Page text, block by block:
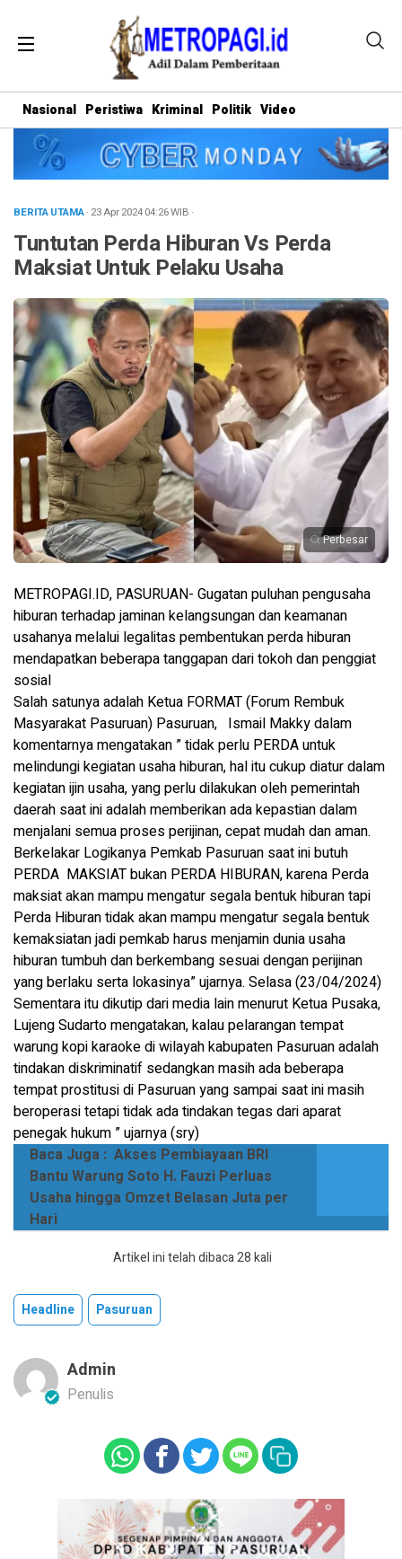
Nasional Peristiwa Kriminal Politik Video
BERITA UTAMA· 23 Apr 202404:26WIB ·
Tuntutan Perda Hiburan Vs Perda
Maksiat Untuk Pelaku Usaha
Perbesar
METROPAGI.ID, PASURUAN- Gugatan puluhan pengusaha
hiburan terhadap jaminan kelangsungan dan keamanan
usahanya melalui legalitas pembentukan perda hiburan
mendapatkan beberapa tanggapan dari tokoh dan penggiat
sosial
Salah satunya adalah Ketua FORMAT (Forum Rembuk
Masyarakat Pasuruan) Pasuruan, Ismail Makky dalam
komentarnya mengatakan ” tidak perlu PERDA untuk
melindungi kegiatan usaha hiburan, hal itu cukup diatur dalam
kegiatan ijin usaha, yang perlu dilakukan oleh pemerintah
daerah saat ini adalah memberikan ada kepastian dalam
menjalani semua proses perijinan, cepat mudah dan aman.
Berkelakar Logikanya Pemkab Pasuruan saat ini butuh
PERDA MAKSIAT bukan PERDA HIBURAN, karena Perda
maksiat akan mampu mengatur segala bentuk hiburan tapi
Perda Hiburan tidak akan mampu mengatur segala bentuk
kemaksiatan jadi pemkab harus menjamin dunia usaha
hiburan tumbuh dan berkembang sesuai dengan perijinan
yang berlaku serta lokasinya” ujarnya. Selasa (23/04/2024)
Sementara itu dikutip dari media lain menurut Ketua Pusaka,
Lujeng Sudarto mengatakan, kalau pelarangan tempat
warung kopi karaoke di wilayah kabupaten Pasuruan adalah
tindakan diskriminatif sedangkan masih ada beberapa
tempat prostitusi di Pasuruan yang sampai saat ini masih
beroperasi tetapi tidak ada tindakan tegas dari aparat
penegak hukum ” ujarnya (sry)
Baca Juga : Akses Pembiayaan BRI
Bantu Warung Soto H. Fauzi Perluas
Usaha hingga Omzet Belasan Juta per
Hari
Artikel ini telah dibaca 28 kali
Headline Pasuruan
Admin
Penulis